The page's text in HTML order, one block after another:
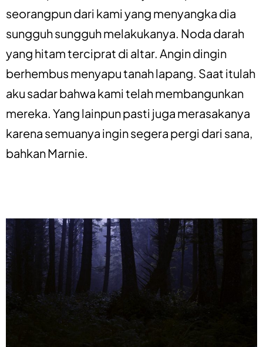
seorangpun dari kami yang menyangka dia
sungguh sungguh melakukanya. Noda darah
yang hitam terciprat di altar. Angin dingin
berhembus menyapu tanah lapang. Saat itulah
aku sadar bahwa kami telah membangunkan
mereka. Yang lainpun pasti juga merasakanya
karena semuanya ingin segera pergi dari sana,
bahkan Marnie.